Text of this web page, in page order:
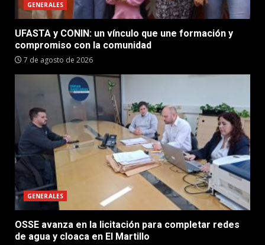
GENERALES
UFASTA y CONIN: un vínculo que une formación y
compromiso con la comunidad
7 de agosto de 2026
GENERALES
OSSE avanza en la licitación para completar redes
de agua y cloaca en El Martillo